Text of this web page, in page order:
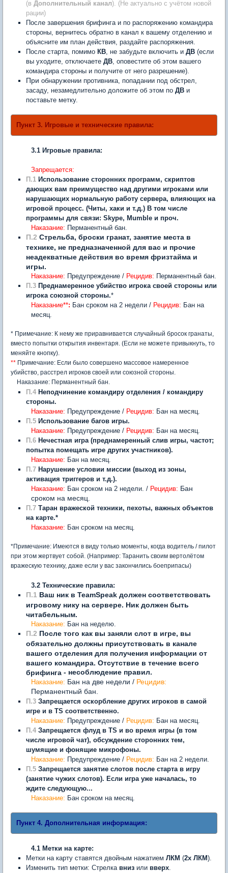
(в Дополнительный канал). (Не актуально с учётом новой
рации)
После завершения брифинга и по распоряжению командира
стороны, вернитесь обратно в канал к вашему отделению и
объясните им план действия, раздайте распоряжения.
После старта, помимо КВ, не забудьте включить и ДВ (если
вы уходите, отключаете ДВ, оповестите об этом вашего
командира стороны и получите от него разрешение).
​При обнаружении противника, попадании под обстрел,
засаду, незамедлительно доложите об этом по ДВ и
поставьте метку.
Пункт 3. Игровые и технические правила:
3.1 Игровые правила:
Запрещается:
П.1 Использование сторонних программ, скриптов
дающих вам преимущество над другими игроками или
нарушающих нормальную работу сервера, влияющих на
игровой процесс. (Читы, хаки и т.д.) В том числе
программы для связи: Skype, Mumble и проч.
Наказание: Перманентный бан.
П.2 Стрельба, броски гранат, занятие места в
технике, не предназначенной для вас и прочие
неадекватные действия во время фризтайма и
игры.
Наказание: Предупреждение / Рецидив: Перманентный бан.
П.3 Преднамеренное убийство игрока своей стороны или
игрока союзной стороны.*
Наказание**: Бан сроком на 2 недели / Рецидив: Бан на
месяц.
* Примечание: К нему же приравнивается случайный бросок гранаты,
вместо попытки открытия инвентаря. (Если не можете привыкнуть, то
меняйте кнопку).
** Примечание: Если было совершено массовое намеренное
убийство, расстрел игроков своей или союзной стороны.
Наказание: Перманентный бан.
П.4 Неподчинение командиру отделения / командиру
стороны.
Наказание: Предупреждение / Рецидив: Бан на месяц.
П.5 Использование багов игры.
Наказание: Предупреждение / Рецидив: Бан на месяц.
П.6 Нечестная игра (преднамеренный слив игры, частот;
попытка помещать игре других участников).
Наказание: Бан на месяц.
П.7 Нарушение условии миссии (выход из зоны,
активация триггеров и т.д.).
Наказание: Бан сроком на 2 недели. / Рецидив: Бан
сроком на месяц.
П.7 Таран вражеской техники, пехоты, важных объектов
на карте.*
Наказание: Бан сроком на месяц.
*Примечание: Имеются в виду только моменты, когда водитель / пилот
при этом жертвует собой. (Например: Таранить своим вертолётом
вражескую технику, даже если у вас закончились боеприпасы)
3.2 Технические правила:
П.1 Ваш ник в TeamSpeak должен соответствовать
игровому нику на сервере. Ник должен быть
читабельным.
Наказание: Бан на неделю.
П.2 После того как вы заняли слот в игре, вы
обязательно должны присутствовать в канале
вашего отделения для получения информации от
вашего командира. Отсутствие в течение всего
брифинга - несоблюдение правил.
Наказание: Бан на две недели / Рецидив:
Перманентный бан.
П.3 Запрещается оскорбление других игроков в самой
игре и в TS соответственно.
Наказание: Предупреждение / Рецидив: Бан на месяц.
П.4 Запрещается флуд в TS и во время игры (в том
числе игровой чат), обсуждение сторонних тем,
шумящие и фонящие микрофоны.
Наказание: Предупреждение / Рецидив: Бан на 2 недели.
П.5 Запрещается занятие слотов после старта в игру
(занятие чужих слотов). Если игра уже началась, то
ждите следующую...
Наказание: Бан сроком на месяц.
Пункт 4. Дополнительная информация:
4.1 Метки на карте:
Метки на карту ставятся двойным нажатием ЛКМ (2x ЛКМ).
Изменить тип метки: Стрелка вниз или вверх.